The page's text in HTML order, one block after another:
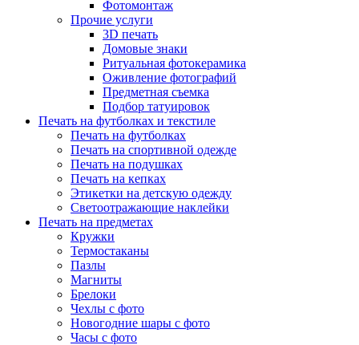
Фотомонтаж
Прочие услуги
3D печать
Домовые знаки
Ритуальная фотокерамика
Оживление фотографий
Предметная съемка
Подбор татуировок
Печать на футболках и текстиле
Печать на футболках
Печать на спортивной одежде
Печать на подушках
Печать на кепках
Этикетки на детскую одежду
Светоотражающие наклейки
Печать на предметах
Кружки
Термостаканы
Пазлы
Магниты
Брелоки
Чехлы с фото
Новогодние шары с фото
Часы с фото